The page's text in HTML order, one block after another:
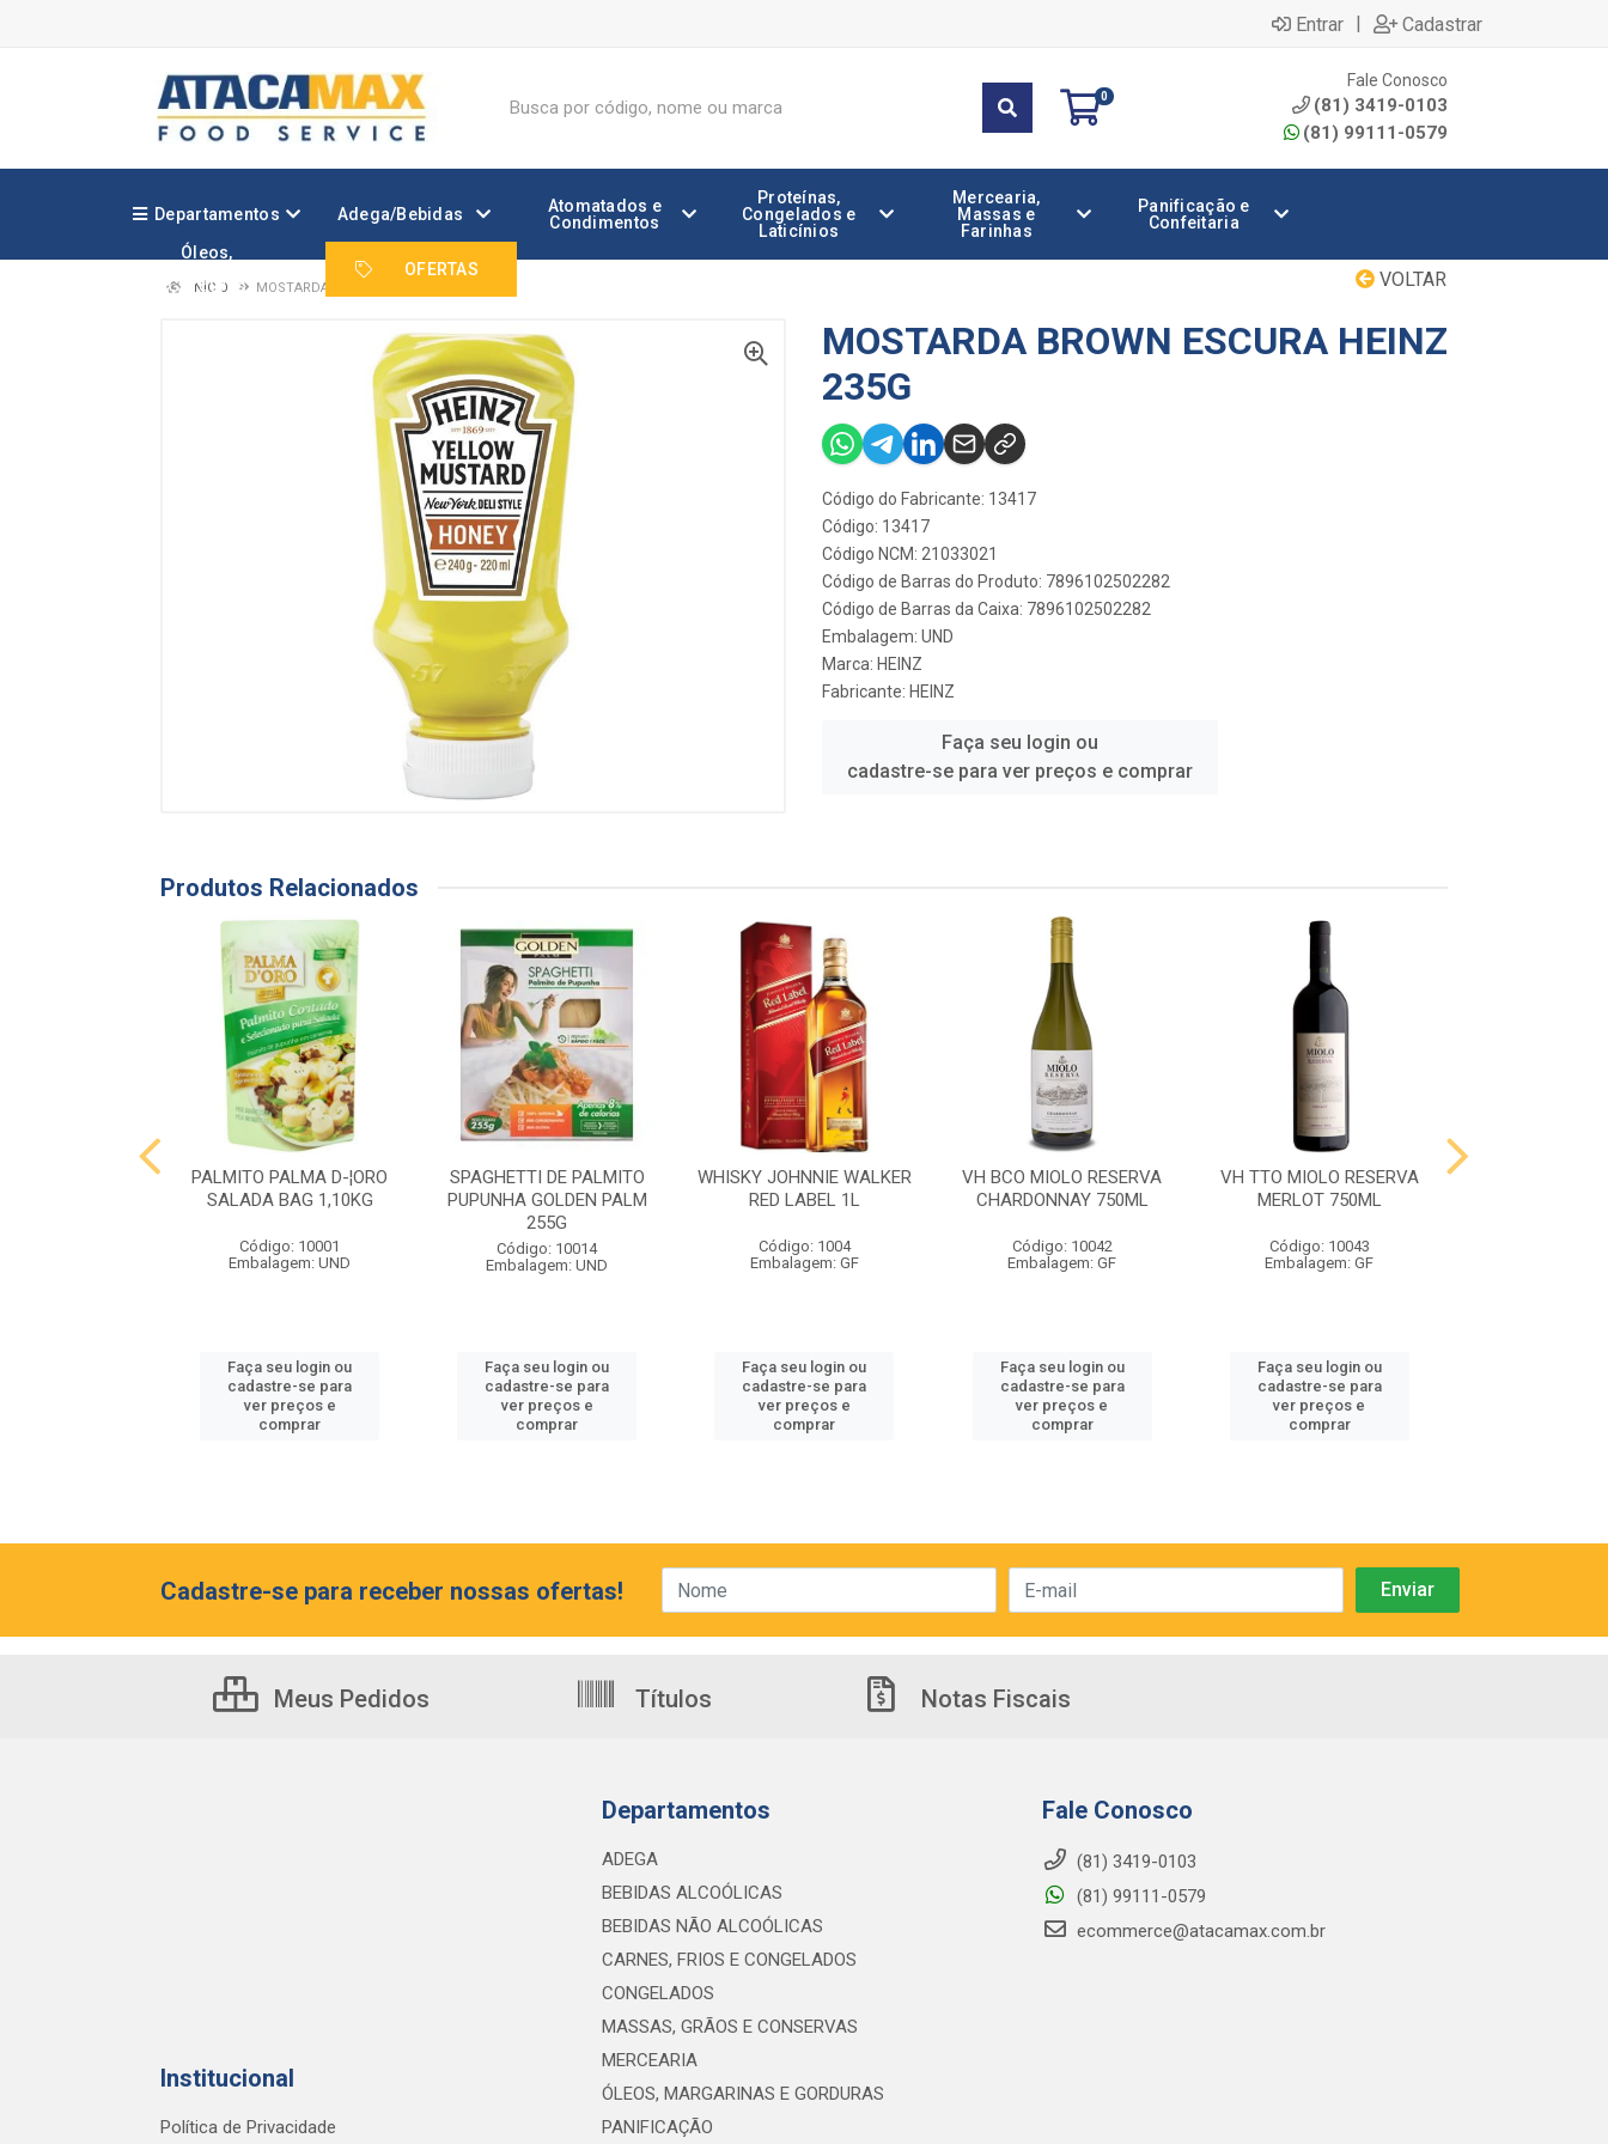
Entrar | Cadastrar
0
Fale Conosco
(81) 3419-0103
(81) 99111-0579
Departamentos Adega/Bebidas
Atomatados e
Condimentos
Proteínas,
Congelados e
Laticínios
Mercearia,
Massas e
Farinhas
Panificação e
Confeitaria
Óleos,
Gorduras
OFERTAS VOLTAR
INÍCIO MOSTARDA BROWN ESCURA HEINZ 235G
MOSTARDA BROWN ESCURA HEINZ
235G
Código do Fabricante: 13417
Código: 13417
Código NCM: 21033021
Código de Barras do Produto: 7896102502282
Código de Barras da Caixa: 7896102502282
Embalagem: UND
Marca: HEINZ
Fabricante: HEINZ
Faça seu login ou
cadastre-se para ver preços e comprar
Produtos Relacionados
PALMITO PALMA D-¦ORO
SALADA BAG 1,10KG
Código: 10001
Embalagem: UND
Faça seu login ou
cadastre-se para
ver preços e
comprar
SPAGHETTI DE PALMITO
PUPUNHA GOLDEN PALM
255G
Código: 10014
Embalagem: UND
Faça seu login ou
cadastre-se para
ver preços e
comprar
WHISKY JOHNNIE WALKER
RED LABEL 1L
Código: 1004
Embalagem: GF
Faça seu login ou
cadastre-se para
ver preços e
comprar
VH BCO MIOLO RESERVA
CHARDONNAY 750ML
Código: 10042
Embalagem: GF
Faça seu login ou
cadastre-se para
ver preços e
comprar
VH TTO MIOLO RESERVA
MERLOT 750ML
Código: 10043
Embalagem: GF
Faça seu login ou
cadastre-se para
ver preços e
comprar
Cadastre-se para receber nossas ofertas!
Meus Pedidos Títulos Notas Fiscais
Institucional
Política de Privacidade
Departamentos
ADEGA
BEBIDAS ALCOÓLICAS
BEBIDAS NÃO ALCOÓLICAS
CARNES, FRIOS E CONGELADOS
CONGELADOS
MASSAS, GRÃOS E CONSERVAS
MERCEARIA
ÓLEOS, MARGARINAS E GORDURAS
PANIFICAÇÃO
Fale Conosco
(81) 3419-0103
(81) 99111-0579
ecommerce@atacamax.com.br